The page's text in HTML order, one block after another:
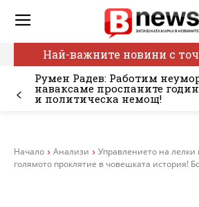
Най-важните новини с
Румен Радев: Работим
наваксаме проспаните
и политическа немощ!
Начало Анализи
Управлението на
голямото проклятие в човешката история!